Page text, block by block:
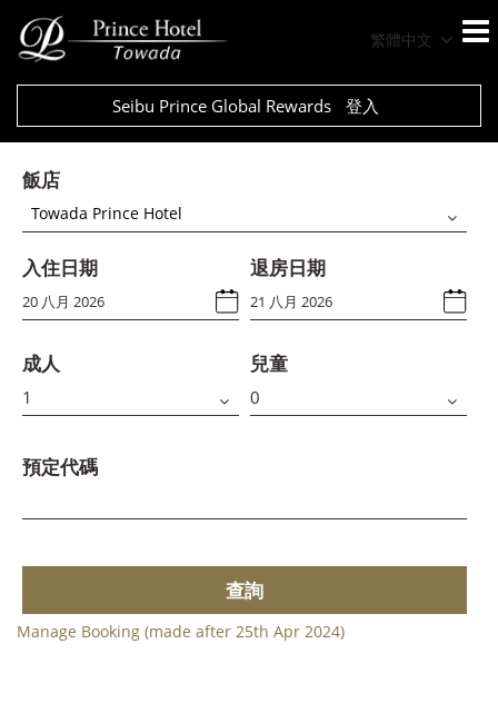
繁體中文
Seibu Prince Global Rewards 登入
飯店
Towada Prince Hotel
入住日期 退房日期
成人 兒童
預定代碼
查詢
Manage Booking (made after 25th Apr 2024)